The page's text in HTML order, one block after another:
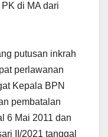
di MA dari
putusan inkrah
perlawanan
Kepala BPN
pembatalan
6 Mai 2011 dan
II/2021 tanggal